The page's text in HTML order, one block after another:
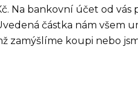
Na bankovní účet od vás
částka nám všem
zamýšlíme koupi nebo